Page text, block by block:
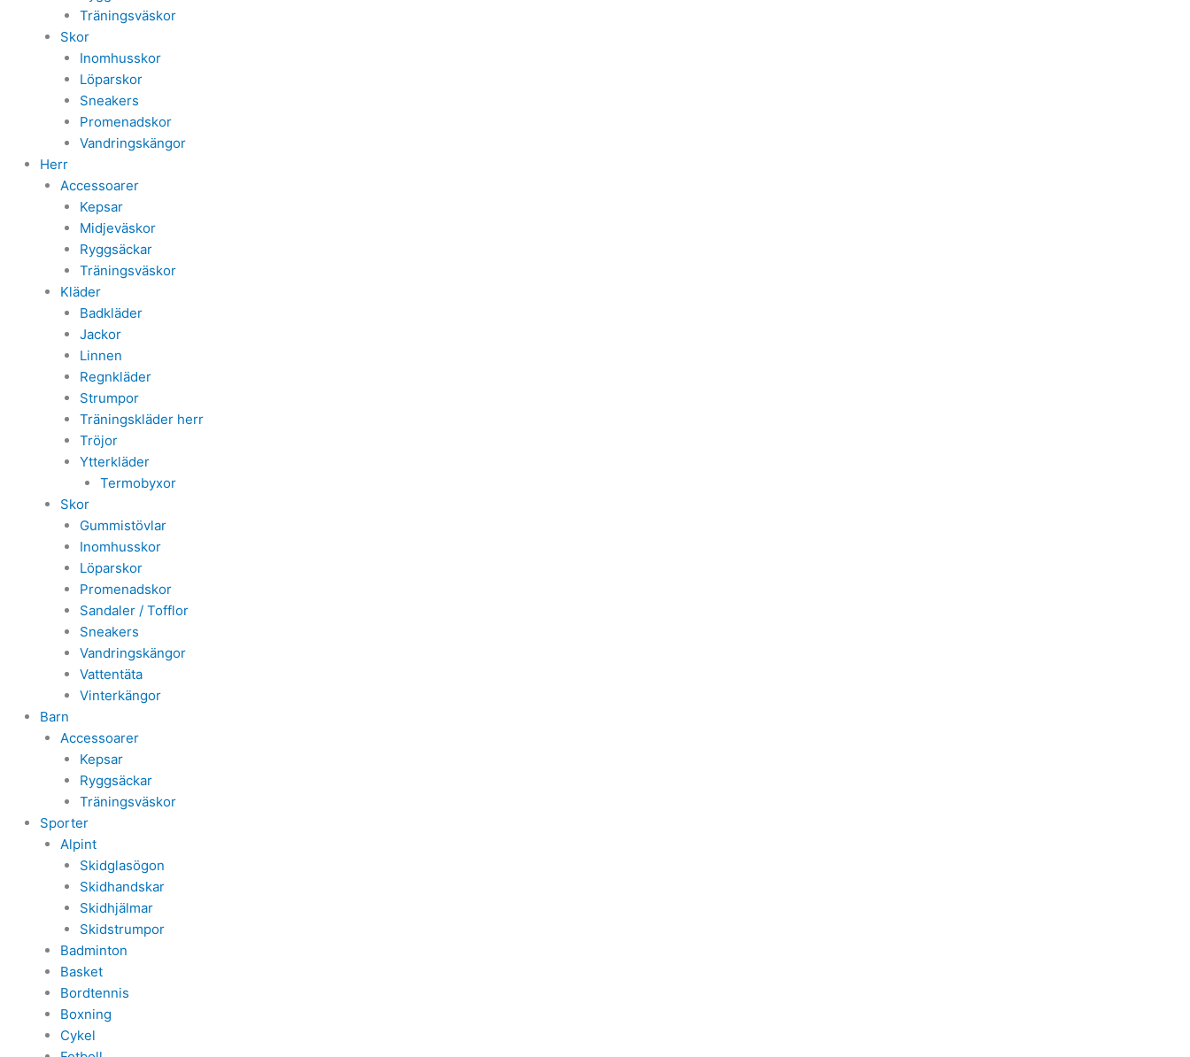
Träningsväskor
Skor
Inomhusskor
Löparskor
Sneakers
Promenadskor
Vandringskängor
Herr
Accessoarer
Kepsar
Midjeväskor
Ryggsäckar
Träningsväskor
Kläder
Badkläder
Jackor
Linnen
Regnkläder
Strumpor
Träningskläder herr
Tröjor
Ytterkläder
Termobyxor
Skor
Gummistövlar
Inomhusskor
Löparskor
Promenadskor
Sandaler / Tofflor
Sneakers
Vandringskängor
Vattentäta
Vinterkängor
Barn
Accessoarer
Kepsar
Ryggsäckar
Träningsväskor
Sporter
Alpint
Skidglasögon
Skidhandskar
Skidhjälmar
Skidstrumpor
Badminton
Basket
Bordtennis
Boxning
Cykel